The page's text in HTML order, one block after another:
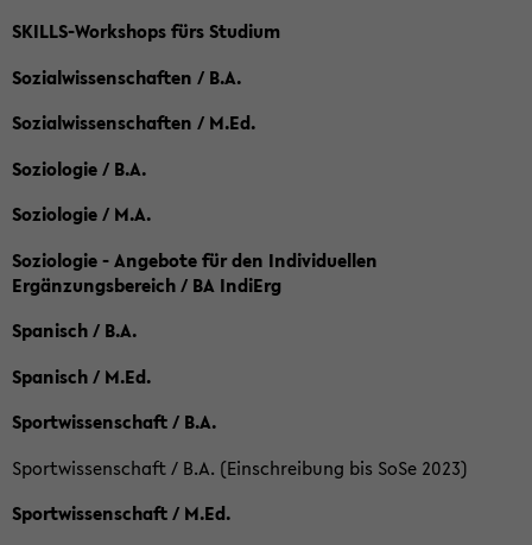
SKILLS-Workshops fürs Studium
Sozialwissenschaften / B.A.
Sozialwissenschaften / M.Ed.
Soziologie / B.A.
Soziologie / M.A.
Soziologie - Angebote für den Individuellen
Ergänzungsbereich / BA IndiErg
Spanisch / B.A.
Spanisch / M.Ed.
Sportwissenschaft / B.A.
Sportwissenschaft / B.A. (Einschreibung bis SoSe 2023)
Sportwissenschaft / M.Ed.